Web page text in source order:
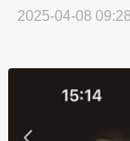
2025-04-08